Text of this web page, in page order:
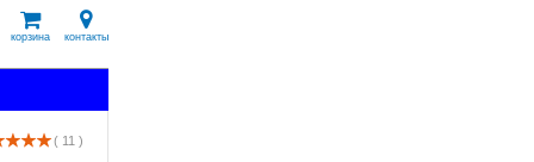
корзина контакты
( 11 )